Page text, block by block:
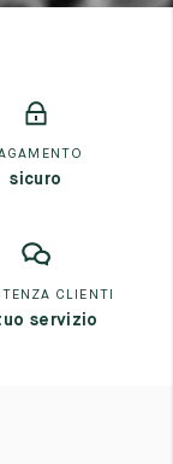
sicuro
CLIENTI
servizio